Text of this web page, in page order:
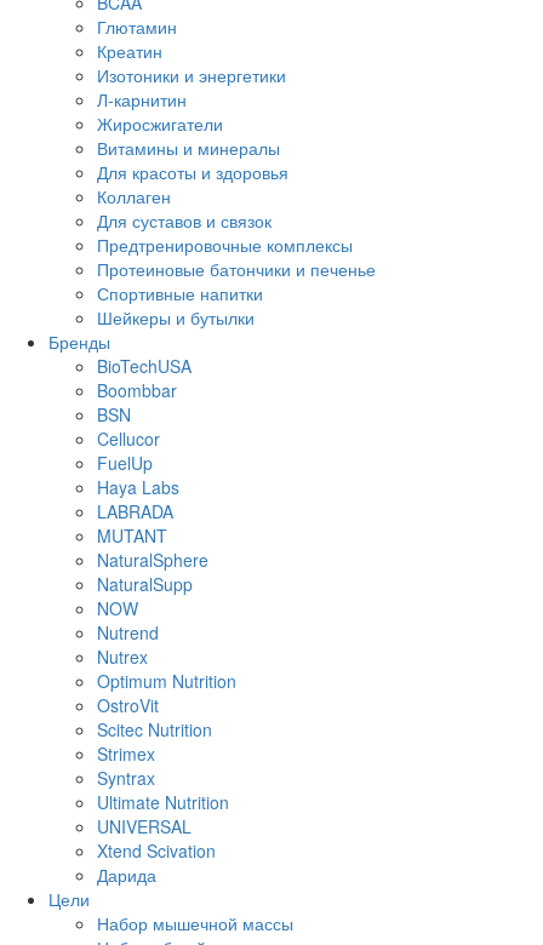
Глютамин
Креатин
Изотоники и энергетики
Л-карнитин
Жиросжигатели
Витамины и минералы
Для красоты и здоровья
Коллаген
Для суставов и связок
Предтренировочные комплексы
Протеиновые батончики и печенье
Спортивные напитки
Шейкеры и бутылки
Бренды
BioTechUSA
Boombbar
BSN
Cellucor
FuelUp
Haya Labs
LABRADA
MUTANT
NaturalSphere
NaturalSupp
NOW
Nutrend
Nutrex
Optimum Nutrition
OstroVit
Scitec Nutrition
Strimex
Syntrax
Ultimate Nutrition
UNIVERSAL
Xtend Scivation
Дарида
Цели
Набор мышечной массы